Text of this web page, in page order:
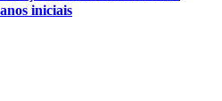
iniciais